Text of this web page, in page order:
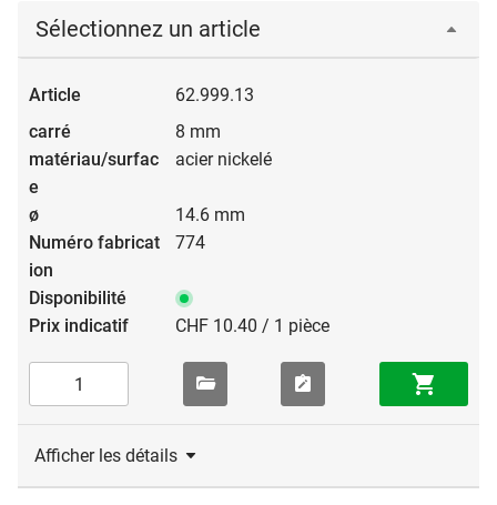
Sélectionnez un article
62.999.13
8 mm
acier nickelé
14.6 mm
774
CHF 10.40 / 1 pièce
Afficher les détails